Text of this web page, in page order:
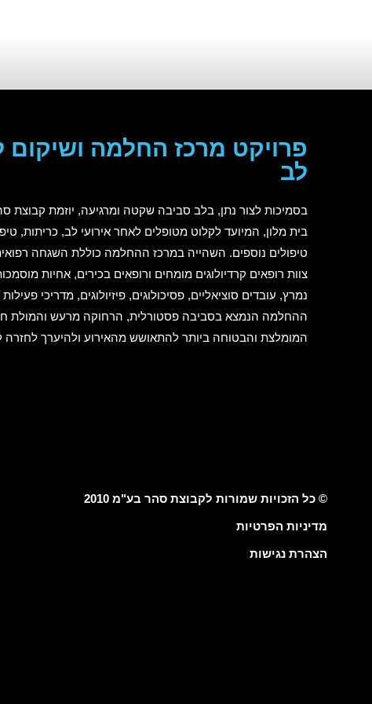
פרויקט מרכז החלמה ושיקום
לב
בסמיכות לצור נתן, בלב סביבה שקטה ומרגיעה, יוזמת קבוצת
בית מלון, המיועד לקלוט מטופלים לאחר אירועי לב, כריתות,
טיפולים נוספים. השהייה במרכז ההחלמה כוללת השגחה
צוות רופאים קרדיולוגים מומחים ורופאים בכירים, אחיות
נמרץ, עובדים סוציאליים, פסיכולוגים, פיזיולוגים, מדריכי
ההחלמה הנמצא בסביבה פסטורלית, הרחוקה מרעש והמולת
המומלצת והבטוחה ביותר להתאושש מהאירוע ולהיערך לחזרה
© כל הזכויות שמורות לקבוצת סהר בע"מ 2010
מדיניות הפרטיות
הצהרת נגישות